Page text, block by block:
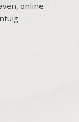
online